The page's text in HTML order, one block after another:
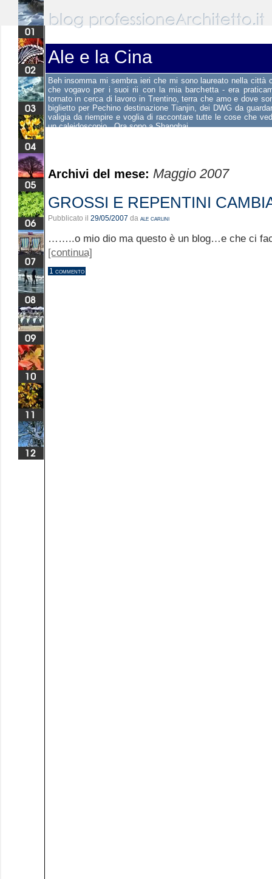
Ale e la Cina
Archivi del mese: Maggio 2007
GROSSI E REPENTINI
Pubblicato il 29/05/2007 da ale carlini
……..o mio dio ma questo è un blog…e che ci
[continua]
1 commento
Beh insomma mi sembra ieri che mi sono laureato nella città
che vogavo per i suoi rii con la mia barchetta - era
tornato in cerca di lavoro in Trentino, terra che amo e dove
biglietto per Pechino destinazione Tianjin, dei DWG da
valigia da riempire e voglia di raccontare tutte le cose che
un caleidoscopio...Ora sono a Shanghai.